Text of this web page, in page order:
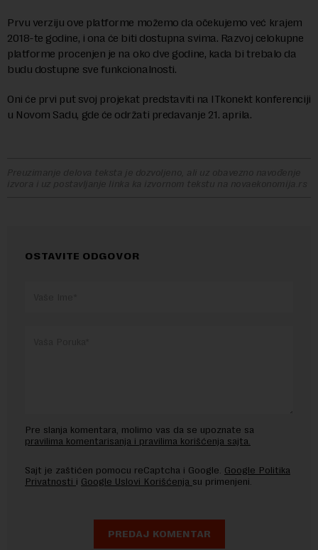
Prvu verziju ove platforme možemo da očekujemo već krajem
2018-te godine, i ona će biti dostupna svima. Razvoj celokupne
platforme procenjen je na oko dve godine, kada bi trebalo da
budu dostupne sve funkcionalnosti.
Oni će prvi put svoj projekat predstaviti na ITkonekt konferenciji
u Novom Sadu, gde će održati predavanje 21. aprila.
Preuzimanje delova teksta je dozvoljeno, ali uz obavezno navođenje
izvora i uz postavljanje linka ka izvornom tekstu na novaekonomija.rs
OSTAVITE ODGOVOR
Pre slanja komentara, molimo vas da se upoznate sa
pravilima komentarisanja i pravilima korišćenja sajta.
Sajt je zaštićen pomocu reCaptcha i Google. Google Politika
Privatnosti i Google Uslovi Korišćenja su primenjeni.